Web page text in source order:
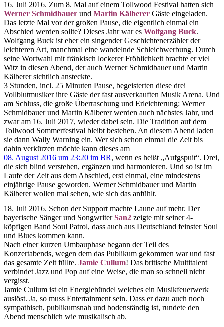
16. Juli 2016. Zum 8. Mal auf einem Tollwood Festival hatten sich
Werner Schmidbauer und Martin Kälberer Gäste eingeladen.
Das letzte Mal vor der großen Pause, die eigentlich einmal ein
Abschied werden sollte? Dieses Jahr war es Wolfgang Buck.
Wolfgang Buck ist eher ein singender Geschichtenerzähler der
leichteren Art, manchmal eine wandelnde Schleichwerbung. Durch
seine Wortwahl mit fränkisch lockerer Fröhlichkeit brachte er viel
Witz in diesen Abend, der auch Werner Schmidbauer und Martin
Kälberer sichtlich ansteckte.
3 Stunden, incl. 25 Minuten Pause, begeisterten diese drei
Vollblutmusiker ihre Gäste der fast ausverkauften Musik Arena. Und
am Schluss, die große Überraschung und Erleichterung: Werner
Schmidbauer und Martin Kälberer werden auch nächstes Jahr, und
zwar am 16. Juli 2017, wieder dabei sein. Die Tradition auf dem
Tollwood Sommerfestival bleibt bestehen. An diesem Abend laden
sie dann Wally Warning ein. Wer sich schon einmal die Zeit bis
dahin verkürzen möchte kann dieses am
08. August 2016 um 23:20 im BR, wenn es heißt „Aufgspuit“. Drei,
die sich blind verstehen, ergänzen und harmonieren. Und so ist im
Laufe der Zeit aus dem Abschied, erst einmal, eine mindestens
einjährige Pause geworden. Werner Schmidbauer und Martin
Kälberer wollen mal sehen, wie sich das anfühlt.
18. Juli 2016. Schon der Support machte Laune auf mehr. Der
bayerische Sänger und SongwriterSan2 zeigte mit seiner 4-
köpfigen Band Soul Patrol, dass auch aus Deutschland feinster Soul
und Blues kommen kann.
Nach einer kurzen Umbauphase begann der Teil des
Konzertabends, wegen dem das Publikum gekommen war und fast
das gesamte Zelt füllte. Jamie Cullum! Das britische Multitalent
verbindet Jazz und Pop auf eine Weise, die man so schnell nicht
vergisst.
Jamie Cullum ist ein Energiebündel welches ein Musikfeuerwerk
auslöst. Ja, so muss Entertainment sein. Dass er dazu auch noch
sympathisch, publikumsnah und bodenständig ist, rundete den
Abend menschlich wie musikalisch ab.